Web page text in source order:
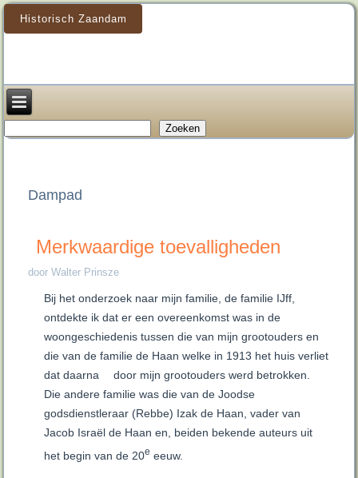
Historisch Zaandam
Zoeken
Dampad
Merkwaardige toevalligheden
door Walter Prinsze
Bij het onderzoek naar mijn familie, de familie IJff,
ontdekte ik dat er een overeenkomst was in de
woongeschiedenis tussen die van mijn grootouders en
die van de familie de Haan welke in 1913 het huis verliet
dat daarna
door mijn grootouders werd betrokken.
Die andere familie was die van de Joodse
godsdienstleraar (Rebbe) Izak de Haan, vader van
Jacob Israël de Haan en, beiden bekende auteurs uit
het begin van de 20e eeuw.